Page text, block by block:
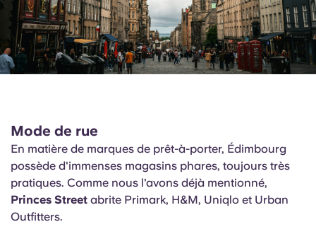
Mode de rue
En matière de marques de prêt-à-porter, Édimbourg
possède d'immenses magasins phares, toujours très
pratiques. Comme nous l'avons déjà mentionné,
Princes Street abrite Primark, H&M, Uniqlo et Urban
Outfitters.